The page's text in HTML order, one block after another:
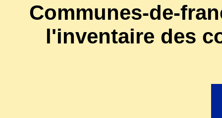
Communes-de-
l'inventaire des